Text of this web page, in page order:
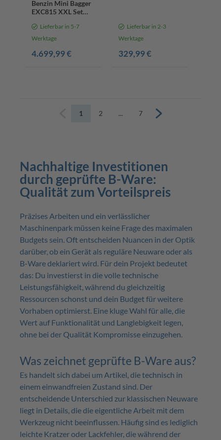
Benzin Mini Bagger
EXC815 XXL Set
2330mm Grabweite
| 690mm Spurbreite
inkl. Komplett-
Lieferbar in 5-7
Werktage
4.699,99 €
höhenverstellbar |
55L Fangkorb |
Lieferbar in 2-3
Werktage
329,99 €
Zurück
1 2 ... 7
Weiter
Nachhaltige Investitionen
durch geprüfte B-Ware:
Qualität zum Vorteilspreis
Präzises Arbeiten und ein verlässlicher
Maschinenpark müssen keine Frage des maximalen
Budgets sein. Oft entscheiden Nuancen in der Optik
darüber, ob ein Gerät als reguläre Neuware oder als
B-Ware deklariert wird. Für dein Projekt bedeutet
das: Du investierst in die volle technische
Leistungsfähigkeit, während du gleichzeitig
Ressourcen schonst und dein Budget für weitere
Vorhaben optimierst. Eine kluge Wahl für alle, die
Wert auf Funktionalität und Langlebigkeit legen,
ohne bei der Qualität Kompromisse einzugehen.
Was zeichnet geprüfte B-Ware aus?
Es handelt sich dabei um Artikel, die technisch in
einem einwandfreien Zustand sind. Der
entscheidende Unterschied zur klassischen Neuware
liegt in Details, die die eigentliche Arbeit mit dem
Werkzeug nicht beeinflussen. Häufig sind es lediglich
leichte Kratzer oder Lackfehler, die während der